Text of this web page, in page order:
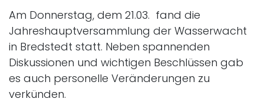
Am Donnerstag, dem 21.03. fand die
Jahreshauptversammlung der Wasserwacht
in Bredstedt statt. Neben spannenden
Diskussionen und wichtigen Beschlüssen gab
es auch personelle Veränderungen zu
verkünden.